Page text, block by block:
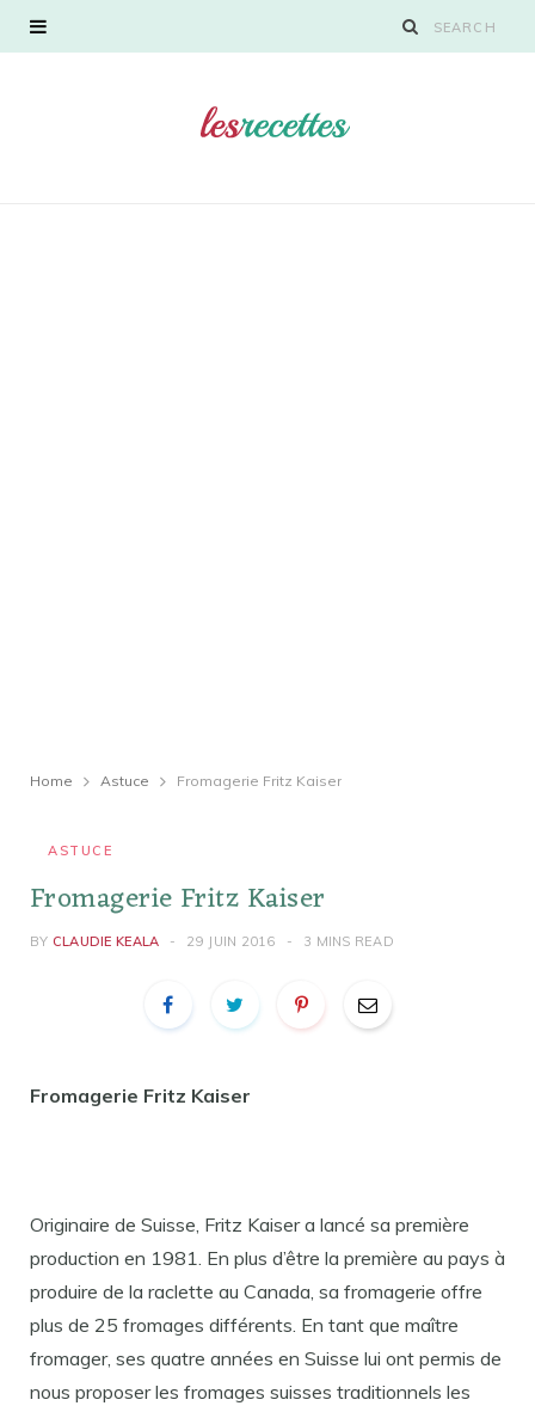
Home Astuce Fromagerie Fritz Kaiser
ASTUCE
Fromagerie Fritz Kaiser
BY CLAUDIE KEALA 29 JUIN 2016 3 MINS READ
Fromagerie Fritz Kaiser
Originaire de Suisse, Fritz Kaiser a lancé sa première
production en 1981. En plus d’être la première au pays à
produire de la raclette au Canada, sa fromagerie offre
plus de 25 fromages différents. En tant que maître
fromager, ses quatre années en Suisse lui ont permis de
nous proposer les fromages suisses traditionnels les